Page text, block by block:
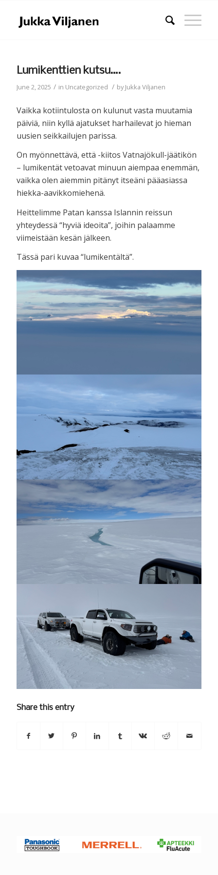
Lumikenttien kutsu….
June 2, 2025 / in Uncategorized / byJukka Viljanen
Vaikka kotiintulosta on kulunut vasta muutamia
päiviä, niin kyllä ajatukset harhailevat jo hieman
uusien seikkailujen parissa.
On myönnettävä, että -kiitos Vatnajökull-jäätikön
– lumikentät vetoavat minuun aiempaa enemmän,
vaikka olen aiemmin pitänyt itseäni pääasiassa
hiekka-aavikkomiehenä.
Heittelimme Patan kanssa Islannin reissun
yhteydessä “hyviä ideoita”, joihin palaamme
viimeistään kesän jälkeen.
Tässä pari kuvaa “lumikentältä”.
Share this entry